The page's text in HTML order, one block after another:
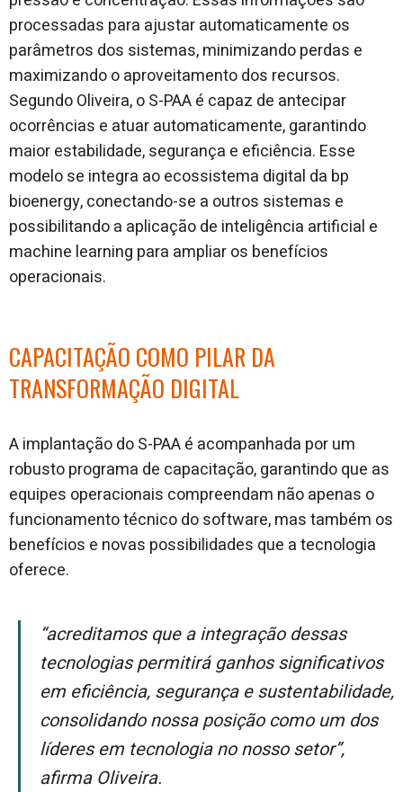
processadas para ajustar automaticamente os
parâmetros dos sistemas, minimizando perdas e
maximizando o aproveitamento dos recursos.
Segundo Oliveira, o S-PAA é capaz de antecipar
ocorrências e atuar automaticamente, garantindo
maior estabilidade, segurança e eficiência. Esse
modelo se integra ao ecossistema digital da bp
bioenergy, conectando-se a outros sistemas e
possibilitando a aplicação de inteligência artificial e
machine learning para ampliar os benefícios
operacionais.
CAPACITAÇÃO COMO PILAR DA
TRANSFORMAÇÃO DIGITAL
A implantação do S-PAA é acompanhada por um
robusto programa de capacitação, garantindo que as
equipes operacionais compreendam não apenas o
funcionamento técnico do software, mas também os
benefícios e novas possibilidades que a tecnologia
oferece.
“Acreditamos que a integração dessas
tecnologias permitirá ganhos significativos
em eficiência, segurança e sustentabilidade,
consolidando nossa posição como um dos
líderes em tecnologia no nosso setor”,
afirma Oliveira.